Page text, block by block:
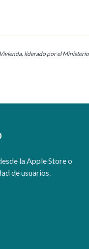
liderado por el
la Apple Store o
de usuarios.